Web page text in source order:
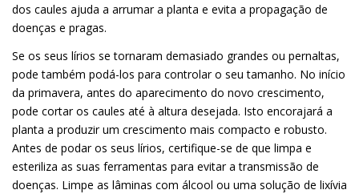
dos caules ajuda a arrumar a planta e evita a propagação de
doenças e pragas.
Se os seus lírios se tornaram demasiado grandes ou pernaltas,
pode também podá-los para controlar o seu tamanho. No início
da primavera, antes do aparecimento do novo crescimento,
pode cortar os caules até à altura desejada. Isto encorajará a
planta a produzir um crescimento mais compacto e robusto.
Antes de podar os seus lírios, certifique-se de que limpa e
esteriliza as suas ferramentas para evitar a transmissão de
doenças. Limpe as lâminas com álcool ou uma solução de lixívia